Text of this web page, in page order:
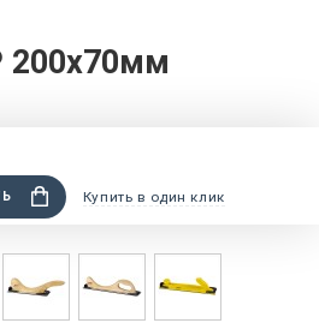
200x70мм
Купить в один клик